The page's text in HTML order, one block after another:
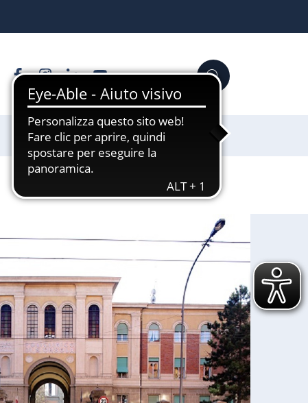
FacebookInstagram
LinkedinYouTube Cerca
Sostienici